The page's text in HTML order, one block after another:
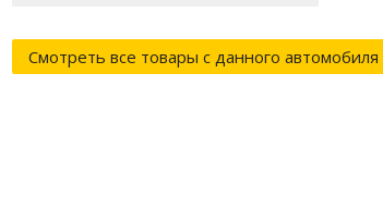
Смотреть все товары с данного автомобиля